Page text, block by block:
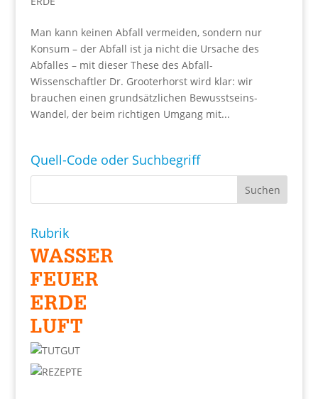
Man kann keinen Abfall vermeiden, sondern nur
Konsum – der Abfall ist ja nicht die Ursache des
Abfalles – mit dieser These des Abfall-
Wissenschaftler Dr. Grooterhorst wird klar: wir
brauchen einen grundsätzlichen Bewusstseins-
Wandel, der beim richtigen Umgang mit...
Quell-Code oder Suchbegriff
Rubrik